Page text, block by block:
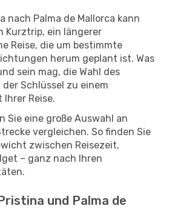
nach Palma de Mallorca kann
Kurztrip, ein längerer
Reise, die um bestimmte
herum geplant ist. Was
sein mag, die Wahl des
Schlüssel zu einem
Reise.
Sie eine große Auswahl an
vergleichen. So finden Sie
zwischen Reisezeit,
– ganz nach Ihren
und Palma de